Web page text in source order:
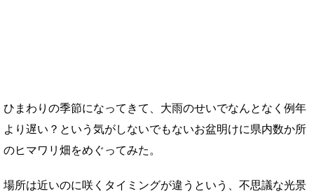
ひまわりの季節になってきて、大雨のせいでなんとなく例年
より遅い？という気がしないでもないお盆明けに県内数か所
のヒマワリ畑をめぐってみた。
場所は近いのに咲くタイミングが違うという、不思議な光景